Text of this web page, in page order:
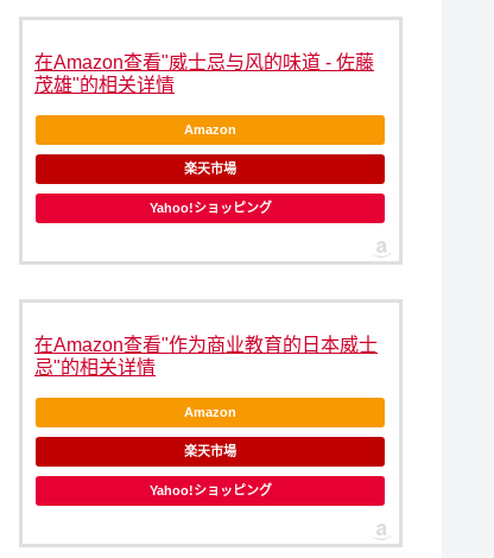
在Amazon查看"威士忌与风的味道 - 佐藤
茂雄"的相关详情
Amazon
楽天市場
Yahoo!ショッピング
在Amazon查看"作为商业教育的日本威士
忌"的相关详情
Amazon
楽天市場
Yahoo!ショッピング